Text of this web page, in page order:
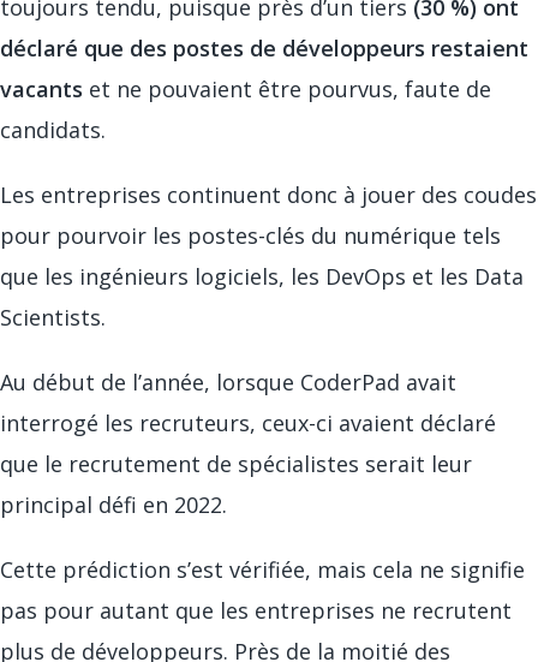
toujours tendu, puisque près d’un tiers (30 %) ont
déclaré que des postes de développeurs restaient
vacants et ne pouvaient être pourvus, faute de
candidats.
Les entreprises continuent donc à jouer des coudes
pour pourvoir les postes-clés du numérique tels
que les ingénieurs logiciels, les DevOps et les Data
Scientists.
Au début de l’année, lorsque CoderPad avait
interrogé les recruteurs, ceux-ci avaient déclaré
que le recrutement de spécialistes serait leur
principal défi en 2022.
Cette prédiction s’est vérifiée, mais cela ne signifie
pas pour autant que les entreprises ne recrutent
plus de développeurs. Près de la moitié des